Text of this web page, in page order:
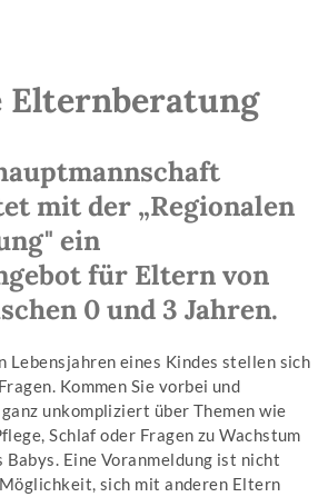
Elternberatung
mit der „Regionalen
ein
für Eltern von
0 und 3 Jahren.
Lebensjahren eines Kindes stellen sich
Kommen Sie vorbei und
unkompliziert über Themen wie
Schlaf oder Fragen zu Wachstum
Babys. Eine Voranmeldung ist nicht
sich mit anderen Eltern